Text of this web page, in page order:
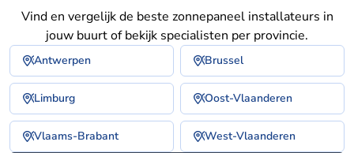
Vind en vergelijk de beste zonnepaneel installateurs in
jouw buurt of bekijk specialisten per provincie.
Antwerpen Brussel
Limburg Oost-Vlaanderen
Vlaams-Brabant West-Vlaanderen